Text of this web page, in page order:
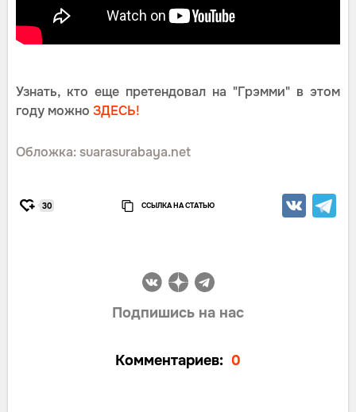
Узнать, кто еще претендовал на "Грэмми" в этом
году можно ЗДЕСЬ!
Обложка: suarasurabaya.net
30 ССЫЛКА НА СТАТЬЮ
Подпишись на нас
Комментариев: 0